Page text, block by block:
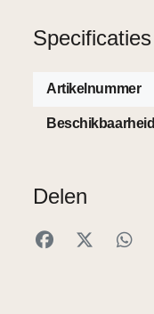
Specificaties
Artikelnummer
Beschikbaarheid
Delen